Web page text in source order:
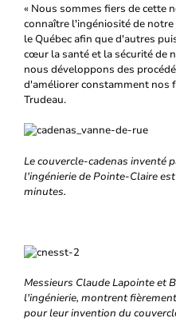
« Nous sommes fiers de cette
connaître l'ingéniosité de
le Québec afin que d'autres
cœur la santé et la sécurité de
nous développons des
d'améliorer constamment nos
Trudeau.
Le couvercle-cadenas inventé
l'ingénierie de Pointe-Claire
minutes.
Messieurs Claude Lapointe et
l'ingénierie, montrent
pour leur invention du